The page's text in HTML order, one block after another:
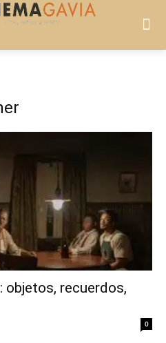
objetos, recuerdos,
0